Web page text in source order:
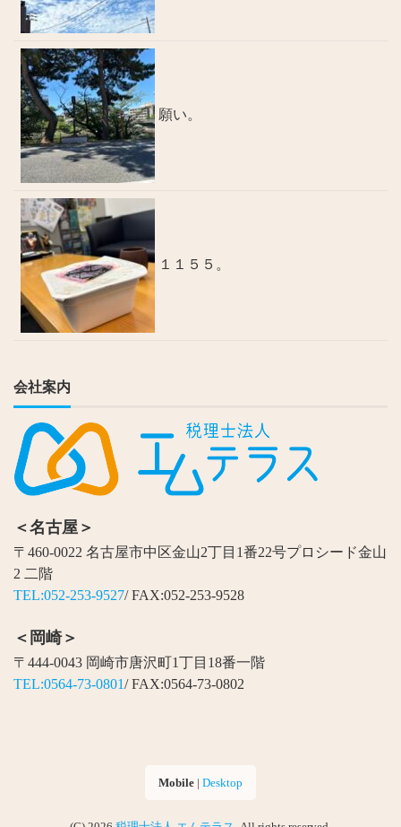
願い。
１１５５。
会社案内
＜名古屋＞
〒460-0022 名古屋市中区金山2丁目1番22号プロシード金山
2 二階
TEL:052-253-9527/ FAX:052-253-9528
＜岡崎＞
〒444-0043 岡崎市唐沢町1丁目18番一階
TEL:0564-73-0801/ FAX:0564-73-0802
Mobile | Desktop